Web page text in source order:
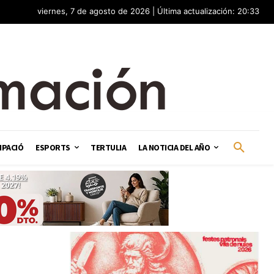
viernes, 7 de agosto de 2026 | Última actualización: 20:33
ESPORTS TERTULIA LA NOTICIA DEL AÑO